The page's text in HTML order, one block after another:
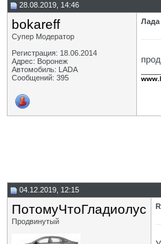
28.08.2019, 14:46
bokareff
Супер Модератор
Регистрация: 18.06.2014
Адрес: Воронеж
Автомобиль: LADA
Сообщений: 395
Лада
04.12.2019, 12:15
ПотомуЧтоГладиолус
Продвинутый